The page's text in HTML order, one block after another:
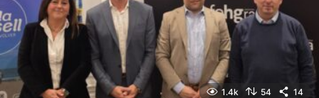
1.4k 54 14